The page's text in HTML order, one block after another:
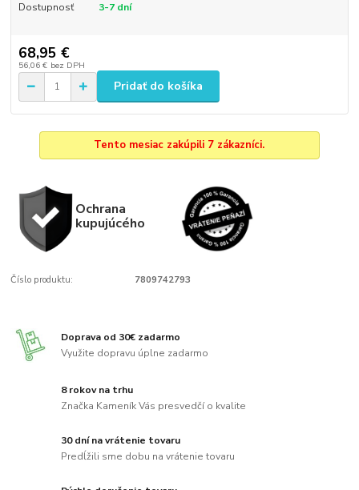
Dostupnosť 3-7 dní
68,95 €
56,06 € bez DPH
Pridať do košíka
Tento mesiac zakúpili 7 zákazníci.
Ochrana
kupujúcého
Číslo produktu: 7809742793
Doprava od 30€ zadarmo
Využite dopravu úplne zadarmo
8 rokov na trhu
Značka Kameník Vás presvedčí o kvalite
30 dní na vrátenie tovaru
Predĺžili sme dobu na vrátenie tovaru